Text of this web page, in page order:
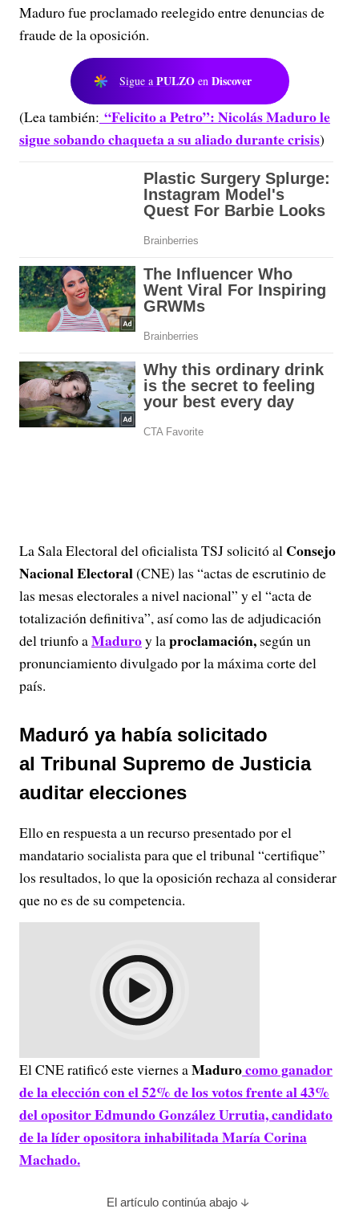
Maduro fue proclamado reelegido entre denuncias de
fraude de la oposición.
Sigue a PULZO en Discover
(Lea también: “Felicito a Petro”: Nicolás Maduro le
sigue sobando chaqueta a su aliado durante crisis)
La Sala Electoral del oficialista TSJ solicitó al Consejo
Nacional Electoral(CNE) las “actas de escrutinio de
las mesas electorales a nivel nacional” y el “acta de
totalización definitiva”, así como las de adjudicación
del triunfo aMaduroy laproclamación, según un
pronunciamiento divulgado por la máxima corte del
país.
Maduró ya había solicitado
al Tribunal Supremo de Justicia
auditar elecciones
Ello en respuesta a un recurso presentado por el
mandatario socialista para que el tribunal “certifique”
los resultados, lo que la oposición rechaza al considerar
que no es de su competencia.
El CNE ratificó este viernes aMadurocomo ganador
de la elección con el 52% de los votos frente al 43%
del opositor Edmundo González Urrutia, candidato
de la líder opositora inhabilitada María Corina
Machado.
El artículo continúa abajo